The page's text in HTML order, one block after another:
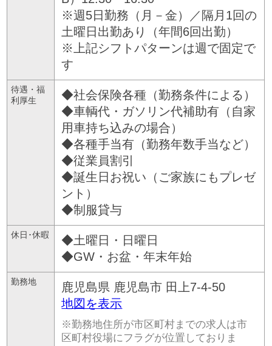
※週5日勤務（月－金）／隔月1回の
土曜日出勤あり（年間6回出勤）
※上記シフトパターンは週で固定で
す
待遇・福
利厚生
◆社会保険各種（勤務条件による）
◆車輌代・ガソリン代補助有（自家
用車持ち込みの場合）
◆各種手当有（勤務年数手当など）
◆従業員割引
◆誕生日お祝い（ご家族にもプレゼ
ント）
◆制服貸与
休日･休暇
◆土曜日・日曜日
◆GW・お盆・年末年始
勤務地 鹿児島県 鹿児島市 田上7-4-50
地図を表示
※勤務地住所が市区町村までの求人は市
区町村役場にフラグが位置しておりま